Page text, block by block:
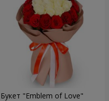
Букет "Emblem of Love"